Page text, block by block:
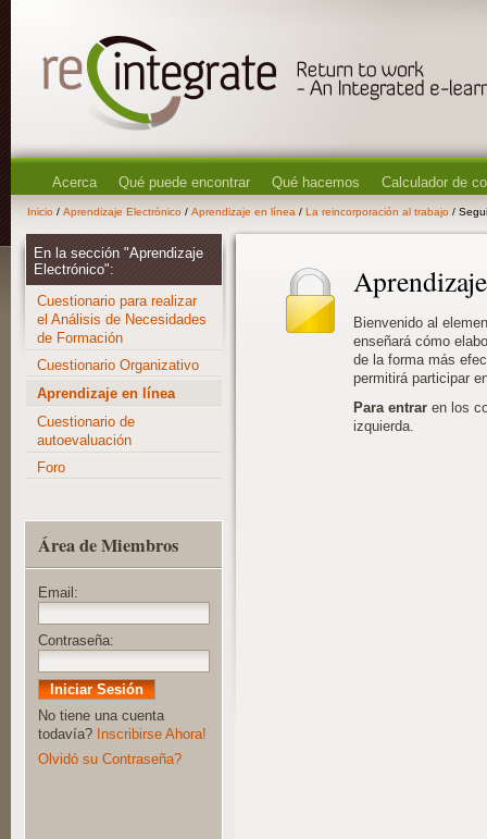
Acerca Qué puede encontrar Qué hacemos Calculador de
Inicio / Aprendizaje Electrónico / Aprendizaje en línea / La reincorporación al trabajo /
Bienvenido al
enseñará cómo
de la forma más
permitirá participar
Para entrar en los
izquierda.
En la sección "Aprendizaje
Electrónico":
Cuestionario para realizar
el Análisis de Necesidades
de Formación
Cuestionario Organizativo
Aprendizaje en línea
Cuestionario de
autoevaluación
Foro
Área de Miembros
Email:
Contraseña:
No tiene una cuenta
todavía? Inscribirse Ahora!
Olvidó su Contraseña?